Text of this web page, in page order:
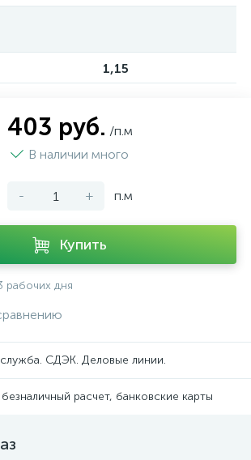
1,15
403 руб. /п.м
В наличии много
- + п.м
Купить
рабочих дня
служба. СДЭК. Деловые линии.
расчет, банковские карты